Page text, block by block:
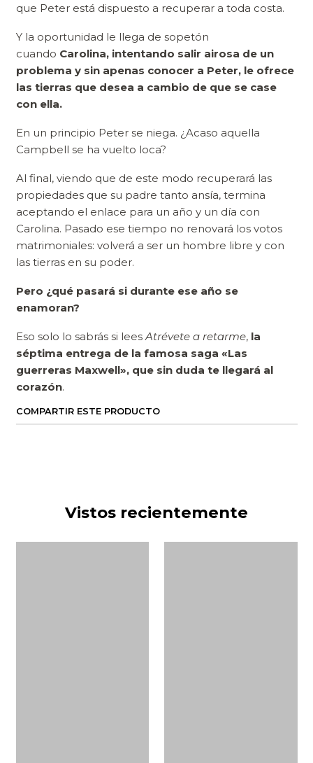
que Peter está dispuesto a recuperar a toda costa.
Y la oportunidad le llega de sopetón
cuando Carolina, intentando salir airosa de un
problema y sin apenas conocer a Peter, le ofrece
las tierras que desea a cambio de que se case
con ella.
En un principio Peter se niega. ¿Acaso aquella
Campbell se ha vuelto loca?
Al final, viendo que de este modo recuperará las
propiedades que su padre tanto ansía, termina
aceptando el enlace para un año y un día con
Carolina. Pasado ese tiempo no renovará los votos
matrimoniales: volverá a ser un hombre libre y con
las tierras en su poder.
Pero ¿qué pasará si durante ese año se
enamoran?
Eso solo lo sabrás si lees Atrévete a retarme, la
séptima entrega de la famosa saga «Las
guerreras Maxwell», que sin duda te llegará al
corazón.
COMPARTIR ESTE PRODUCTO
Vistos recientemente